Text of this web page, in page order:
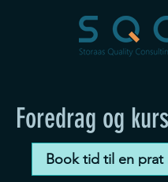
Foredrag og kurs
Book tid til en prat